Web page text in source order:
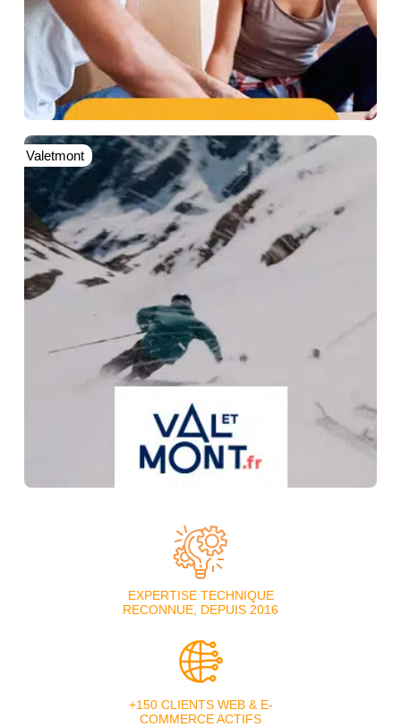
Valetmont
EXPERTISE TECHNIQUE
RECONNUE, DEPUIS 2016
+150 CLIENTS WEB & E-
COMMERCE ACTIFS